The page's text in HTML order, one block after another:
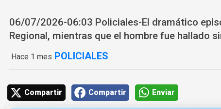
06/07/2026-06:03 Policiales-El dramático
Regional, mientras que el hombre fue hallado
Hace 1 mes POLICIALES
Compartir Compartir Enviar